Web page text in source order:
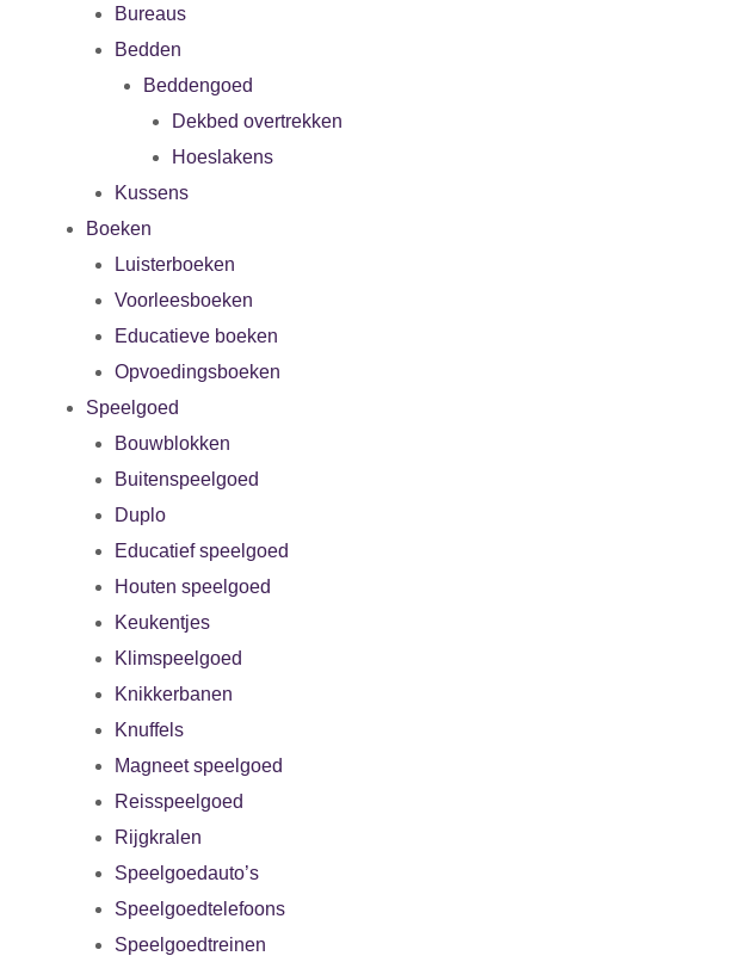
Bureaus
Bedden
Beddengoed
Dekbed overtrekken
Hoeslakens
Kussens
Boeken
Luisterboeken
Voorleesboeken
Educatieve boeken
Opvoedingsboeken
Speelgoed
Bouwblokken
Buitenspeelgoed
Duplo
Educatief speelgoed
Houten speelgoed
Keukentjes
Klimspeelgoed
Knikkerbanen
Knuffels
Magneet speelgoed
Reisspeelgoed
Rijgkralen
Speelgoedauto’s
Speelgoedtelefoons
Speelgoedtreinen